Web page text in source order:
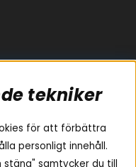
oss
Instagram
Facebook
tekniker
för att förbättra
personligt innehåll.
samtycker du till